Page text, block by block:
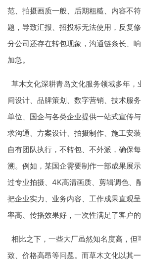
范、拍摄画质一般、后期粗糙、内容不
题，导致汇报、招投标无法使用，反复
分公司还存在转包现象，沟通链条长、
加急。
草木文化深耕青岛文化服务领域多年，
间设计、品牌策划、数字营销、技术服
单位、国企与各类企业提供一站式宣传
求沟通、方案设计、拍摄制作、施工安
自有团队执行，不转包、不外派，确保
溯。例如，某国企需要制作一部成果展
过专业拍摄、4K高清画质、剪辑调色、
把企业实力、业务内容、工作成果直观
率高、传播效果好，一次性满足了客户的
相比之下，一些大厂虽然知名度高，但
致、价格高昂等问题。而草木文化以其